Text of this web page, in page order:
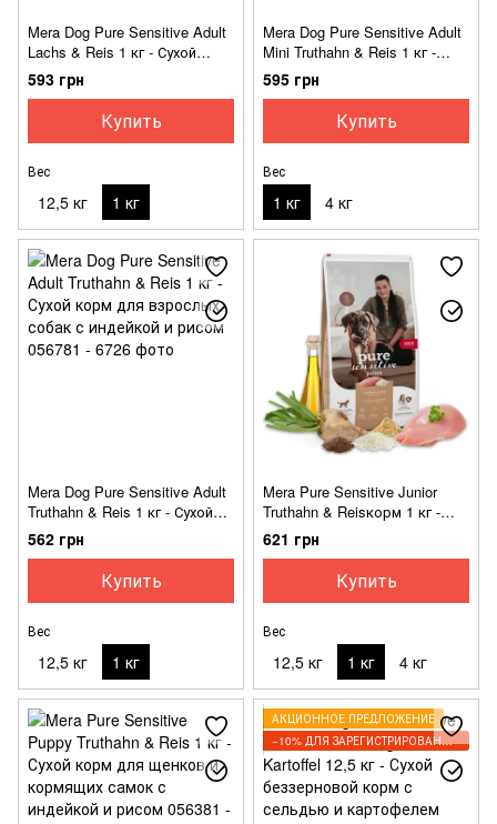
Mera Dog Pure Sensitive Adult
Lachs & Reis 1 кг - Сухой
корм для взрослых собак с
лососем и рисом
593 грн
Купить
Вес
12,5 кг 1 кг
Mera Dog Pure Sensitive Adult
Mini Truthahn & Reis 1 кг -
Сухой корм для взрослых
собак мелких пород с
индейкой и рисом
595 грн
Купить
Вес
1 кг 4 кг
Mera Dog Pure Sensitive Adult
Truthahn & Reis 1 кг - Сухой
корм для взрослых собак с
индейкой и рисом
562 грн
Купить
Вес
12,5 кг 1 кг
Mera Pure Sensitive Junior
Truthahn & Reisкорм 1 кг -
Сухой корм для юниоров с
индейкой и рисом
621 грн
Купить
Вес
12,5 кг 1 кг 4 кг
АКЦИОННОЕ ПРЕДЛОЖЕНИЕ
−10% ДЛЯ ЗАРЕГИСТРИРОВАННЫХ КЛИЕНТОВ